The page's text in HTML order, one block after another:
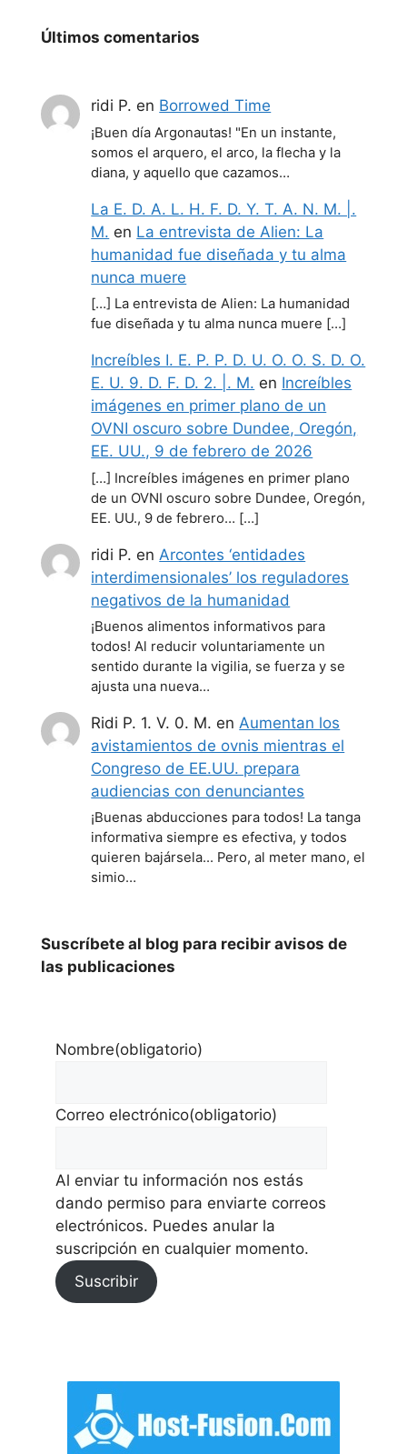
Últimos comentarios
ridi P. en Borrowed Time
¡Buen día Argonautas! "En un instante,
somos el arquero, el arco, la flecha y la
diana, y aquello que cazamos…
La E. D. A. L. H. F. D. Y. T. A. N. M. |.
M. en La entrevista de Alien: La
humanidad fue diseñada y tu alma
nunca muere
[…] La entrevista de Alien: La humanidad
fue diseñada y tu alma nunca muere […]
Increíbles I. E. P. P. D. U. O. O. S. D. O.
E. U. 9. D. F. D. 2. |. M. en Increíbles
imágenes en primer plano de un
OVNI oscuro sobre Dundee, Oregón,
EE. UU., 9 de febrero de 2026
[…] Increíbles imágenes en primer plano
de un OVNI oscuro sobre Dundee, Oregón,
EE. UU., 9 de febrero… […]
ridi P. en Arcontes ‘entidades
interdimensionales’ los reguladores
negativos de la humanidad
¡Buenos alimentos informativos para
todos! Al reducir voluntariamente un
sentido durante la vigilia, se fuerza y se
ajusta una nueva…
Ridi P. 1. V. 0. M. en Aumentan los
avistamientos de ovnis mientras el
Congreso de EE.UU. prepara
audiencias con denunciantes
¡Buenas abducciones para todos! La tanga
informativa siempre es efectiva, y todos
quieren bajársela... Pero, al meter mano, el
simio…
Suscríbete al blog para recibir avisos de
las publicaciones
Nombre(obligatorio)
Correo electrónico(obligatorio)
Al enviar tu información nos estás
dando permiso para enviarte correos
electrónicos. Puedes anular la
suscripción en cualquier momento.
Suscribir